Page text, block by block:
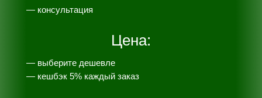
— консультация
Цена:
— выберите дешевле
— кешбэк 5% каждый заказ